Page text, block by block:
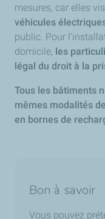
mesures, car elles
véhicules
public. Pour
domicile, les
légal du droit à la
Tous les bâtiments
mêmes modalités
en bornes de
Bon à savoir
Vous pouvez